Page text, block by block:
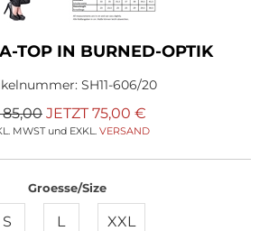
TOP IN BURNED-OPTIK
SH11-606/20
JETZT 75,00 €
MWST und EXKL. VERSAND
Groesse/Size
S L XXL